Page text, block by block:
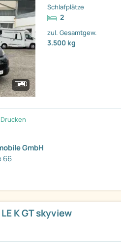
Schlafplätze
2
zul. Gesamtgew.
3.500 kg
Drucken
GmbH
66
K GT skyview